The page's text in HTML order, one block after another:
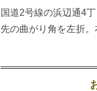
国道2号線の浜辺通4
先の曲がり角を左折。